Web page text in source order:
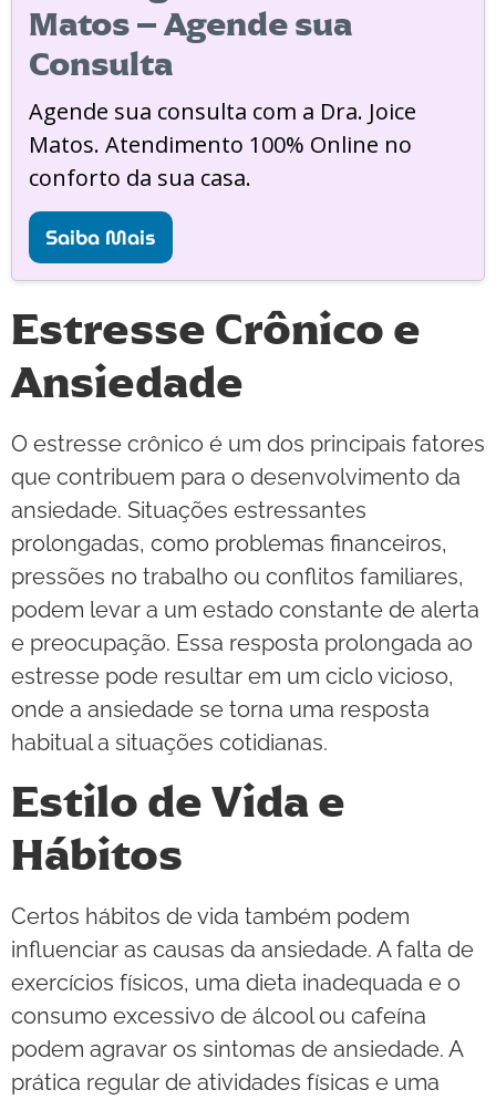
Matos – Agende sua
Consulta
Agende sua consulta com a Dra. Joice
Matos. Atendimento 100% Online no
conforto da sua casa.
Saiba Mais
Estresse Crônico e
Ansiedade
O estresse crônico é um dos principais fatores
que contribuem para o desenvolvimento da
ansiedade. Situações estressantes
prolongadas, como problemas financeiros,
pressões no trabalho ou conflitos familiares,
podem levar a um estado constante de alerta
e preocupação. Essa resposta prolongada ao
estresse pode resultar em um ciclo vicioso,
onde a ansiedade se torna uma resposta
habitual a situações cotidianas.
Estilo de Vida e
Hábitos
Certos hábitos de vida também podem
influenciar as causas da ansiedade. A falta de
exercícios físicos, uma dieta inadequada e o
consumo excessivo de álcool ou cafeína
podem agravar os sintomas de ansiedade. A
prática regular de atividades físicas e uma